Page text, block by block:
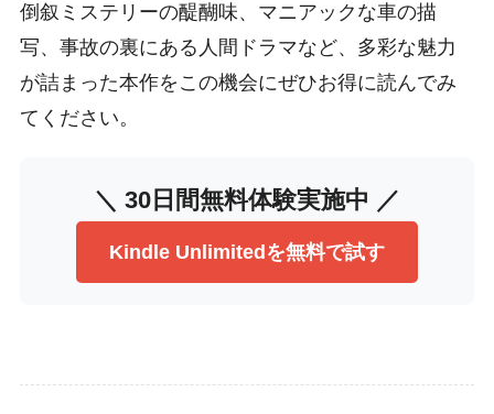
倒叙ミステリーの醍醐味、マニアックな車の描
写、事故の裏にある人間ドラマなど、多彩な魅力
が詰まった本作をこの機会にぜひお得に読んでみ
てください。
＼ 30日間無料体験実施中 ／
Kindle Unlimitedを無料で試す